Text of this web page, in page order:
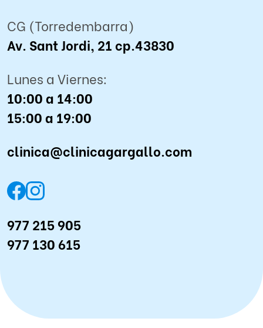
CG (Torredembarra)
Av. Sant Jordi, 21 cp.43830
Lunes a Viernes:
10:00 a 14:00
15:00 a 19:00
clinica@clinicagargallo.com
977 215 905
977 130 615